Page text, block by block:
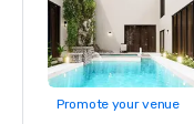
Promote your venue